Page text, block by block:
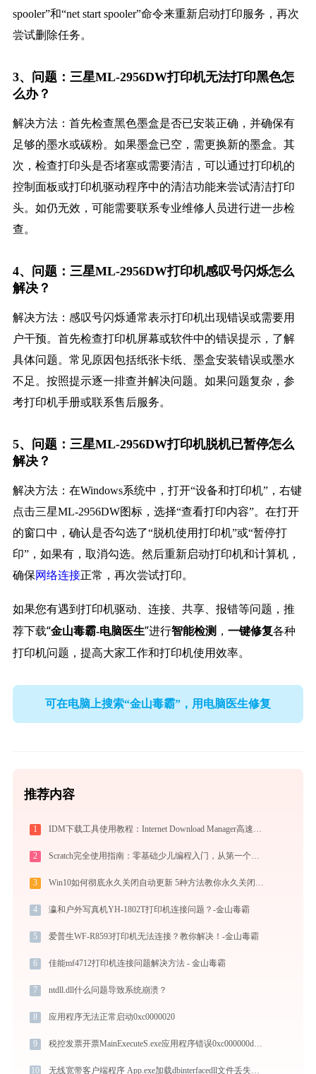
spooler”和“net start spooler”命令来重新启动打印服务，再次
尝试删除任务。
3、问题：三星ML-2956DW打印机无法打印黑色怎
么办？
解决方法：首先检查黑色墨盒是否已安装正确，并确保有
足够的墨水或碳粉。如果墨盒已空，需更换新的墨盒。其
次，检查打印头是否堵塞或需要清洁，可以通过打印机的
控制面板或打印机驱动程序中的清洁功能来尝试清洁打印
头。如仍无效，可能需要联系专业维修人员进行进一步检
查。
4、问题：三星ML-2956DW打印机感叹号闪烁怎么
解决？
解决方法：感叹号闪烁通常表示打印机出现错误或需要用
户干预。首先检查打印机屏幕或软件中的错误提示，了解
具体问题。常见原因包括纸张卡纸、墨盒安装错误或墨水
不足。按照提示逐一排查并解决问题。如果问题复杂，参
考打印机手册或联系售后服务。
5、问题：三星ML-2956DW打印机脱机已暂停怎么
解决？
解决方法：在Windows系统中，打开“设备和打印机”，右键
点击三星ML-2956DW图标，选择“查看打印内容”。在打开
的窗口中，确认是否勾选了“脱机使用打印机”或“暂停打
印”，如果有，取消勾选。然后重新启动打印机和计算机，
确保网络连接正常，再次尝试打印。
如果您有遇到打印机驱动、连接、共享、报错等问题，推
荐下载“金山毒霸-电脑医生”进行智能检测， 一键修复各种
打印机问题，提高大家工作和打印机使用效率。
可在电脑上搜索“金山毒霸”，用电脑医生修复
推荐内容
1 IDM下载工具使用教程：Internet Download Manager高速下载与视频抓取完全指南
2 Scratch完全使用指南：零基础少儿编程入门，从第一个作品到独立创作（2026最新）
3 Win10如何彻底永久关闭自动更新 5种方法教你永久关闭win10自动更新
4 瀛和户外写真机YH-1802T打印机连接问题？-金山毒霸
5 爱普生WF-R8593打印机无法连接？教你解决！-金山毒霸
6 佳能mf4712打印机连接问题解决方法 - 金山毒霸
7 ntdll.dll什么问题导致系统崩溃？
8 应用程序无法正常启动0xc0000020
9 税控发票开票MainExecuteS.exe应用程序错误0xc000000d解决方法
10 无线宽带客户端程序 App.exe加载dbinterfacedll文件丢失处理办法